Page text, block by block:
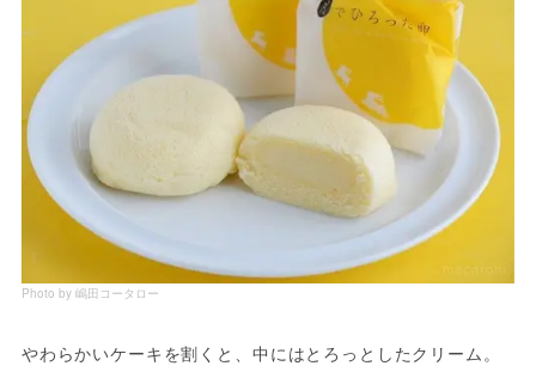
Photo by 嶋田コータロー
やわらかいケーキを割くと、中にはとろっとしたクリーム。